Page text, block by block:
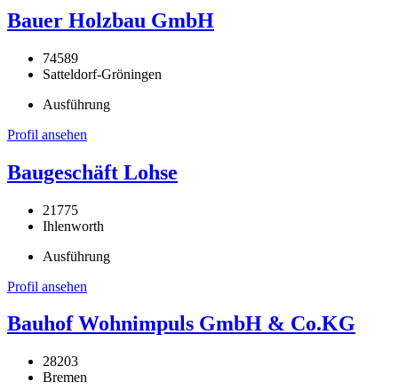
Bauer Holzbau GmbH
74589
Satteldorf-Gröningen
Ausführung
Profil ansehen
Baugeschäft Lohse
21775
Ihlenworth
Ausführung
Profil ansehen
Bauhof Wohnimpuls GmbH & Co.KG
28203
Bremen